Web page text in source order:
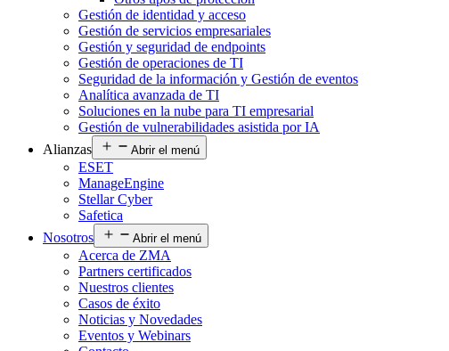
Gestión de identidad y acceso
Gestión de servicios empresariales
Gestión y seguridad de endpoints
Gestión de operaciones de TI
Seguridad de la información y Gestión de eventos
Analítica avanzada de TI
Soluciones en la nube para TI empresarial
Gestión de vulnerabilidades asistida por IA
Alianzas
Abrir el menú
ESET
ManageEngine
Stellar Cyber
Safetica
Nosotros
Abrir el menú
Acerca de ZMA
Partners certificados
Nuestros clientes
Casos de éxito
Noticias y Novedades
Eventos y Webinars